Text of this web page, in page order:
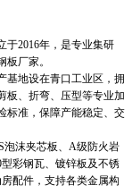
于2016年，是专业集研
厂家。
基地设在青口工业区，拥
板、折弯、压型等专业加
标准，保障产能稳定、交
泡沫夹芯板、A级防火岩
彩钢瓦、镀锌板及不锈
配件，支持各类金属构